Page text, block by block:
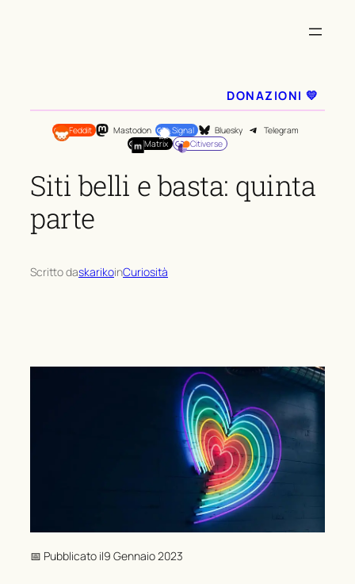
DONAZIONI 💛
Feddit Mastodon Signal Bluesky
Telegram
Matrix
Citiverse
Siti belli e basta: quinta
parte
Scritto daskarikoinCuriosità
📅 Pubblicato il9 Gennaio 2023